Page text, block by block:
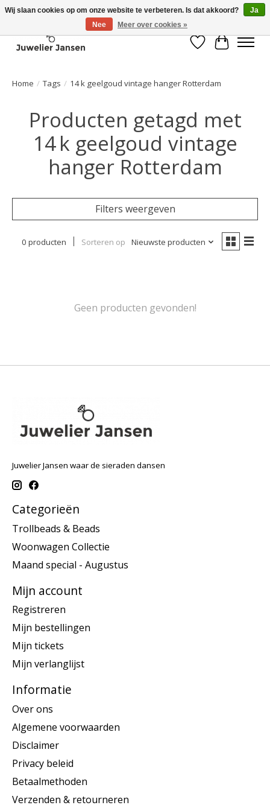
Verlanglijst
Home / Tags / 14 k geelgoud vintage hanger Rotterdam
Producten getagd met
14 k geelgoud vintage
hanger Rotterdam
Filters weergeven
0 producten Sorteren op Nieuwste producten
Geen producten gevonden!
Juwelier Jansen waar de sieraden dansen
Categorieën
Trollbeads & Beads
Woonwagen Collectie
Maand special - Augustus
Mijn account
Registreren
Mijn bestellingen
Mijn tickets
Mijn verlanglijst
Informatie
Over ons
Algemene voorwaarden
Disclaimer
Privacy beleid
Betaalmethoden
Verzenden & retourneren
Wij slaan cookies op om onze website te verbeteren. Is dat akkoord?
Ja
Nee
Meer over cookies »